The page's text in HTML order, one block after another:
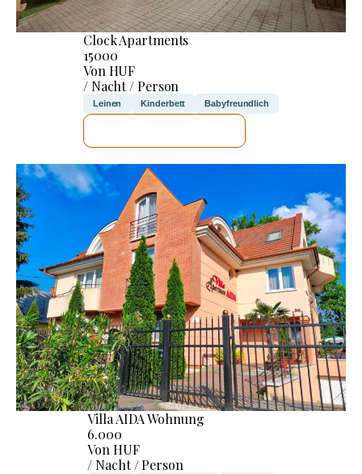
Clock Apartments
15000
Von HUF
/ Nacht / Person
Leinen Kinderbett Babyfreundlich
Villa AIDA Wohnung
6.000
Von HUF
/ Nacht / Person